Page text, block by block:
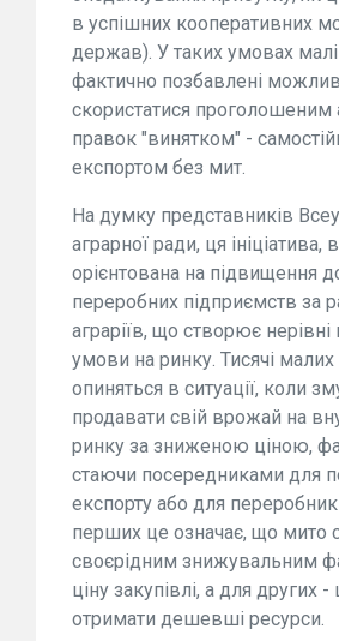
в успішних кооперативних
держав). У таких умовах
фактично позбавлені
скористатися проголошеним
правок "винятком" -
експортом без мит.
На думку представників
аграрної ради, ця ініціатива,
орієнтована на підвищення
переробних підприємств за
аграріїв, що створює нерівні
умови на ринку. Тисячі
опиняться в ситуації, коли
продавати свій врожай на
ринку за зниженою ціною,
стаючи посередниками для
експорту або для
перших це означає, що мито
своєрідним знижувальним
ціну закупівлі, а для других
отримати дешевші ресурси.